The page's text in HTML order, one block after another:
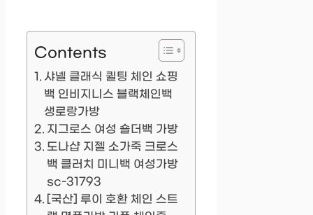
Contents
샤넬 클래식 퀼팅 체인 쇼핑
백 인비지니스 블랙체인백
생로랑가방
지그로스 여성 숄더백 가방
도나샵 지젤 소가죽 크로스
백 클러치 미니백 여성가방
sc-31793
[국산] 루이 호환 체인 스트